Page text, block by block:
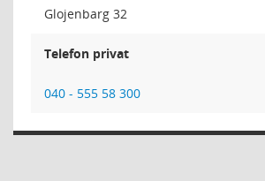
Glojenbarg 32
Telefon privat
040 - 555 58 300